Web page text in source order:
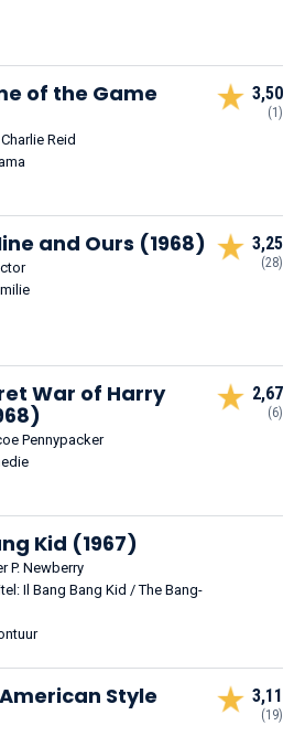
of the Game
Charlie Reid
3,50
(1)
and Ours (1968) 3,25
(28)
War of Harry
Pennypacker
2,67
(6)
Kid (1967)
P. Newberry
Il Bang Bang Kid / The Bang-
Style
3,11
(19)